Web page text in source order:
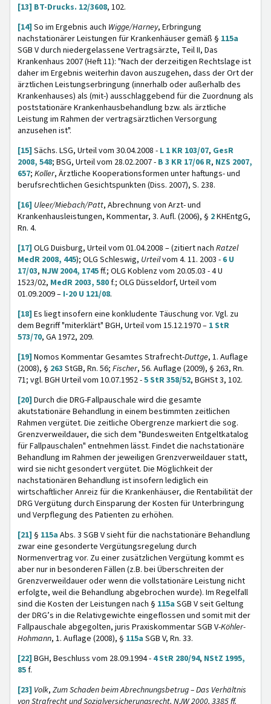
[13] BT-Drucks. 12/3608, 102.
[14] So im Ergebnis auch Wigge/Harney, Erbringung
nachstationärer Leistungen für Krankenhäuser gemäß § 115a
SGB V durch niedergelassene Vertragsärzte, Teil II, Das
Krankenhaus 2007 (Heft 11): "Nach der derzeitigen Rechtslage ist
daher im Ergebnis weiterhin davon auszugehen, dass der Ort der
ärztlichen Leistungserbringung (innerhalb oder außerhalb des
Krankenhauses) als (mit-) ausschlaggebend für die Zuordnung als
poststationäre Krankenhausbehandlung bzw. als ärztliche
Leistung im Rahmen der vertragsärztlichen Versorgung
anzusehen ist".
[15] Sächs. LSG, Urteil vom 30.04.2008 - L 1 KR 103/07, GesR
2008, 548; BSG, Urteil vom 28.02.2007 - B 3 KR 17/06 R, NZS 2007,
657; Koller, Ärztliche Kooperationsformen unter haftungs- und
berufsrechtlichen Gesichtspunkten (Diss. 2007), S. 238.
[16] Uleer/Miebach/Patt, Abrechnung von Arzt- und
Krankenhausleistungen, Kommentar, 3. Aufl. (2006), § 2KHEntgG,
Rn. 4.
[17] OLG Duisburg, Urteil vom 01.04.2008 – (zitiert nach Ratzel
MedR 2008, 445); OLG Schleswig, Urteilvom 4. 11. 2003 - 6 U
17/03, NJW 2004, 1745ff.; OLG Koblenz vom 20.05.03 - 4 U
1523/02, MedR 2003, 580f.; OLG Düsseldorf, Urteil vom
01.09.2009 – I-20 U 121/08.
[18] Es liegt insofern eine konkludente Täuschung vor. Vgl. zu
dem Begriff "miterklärt" BGH, Urteil vom 15.12.1970 – 1 StR
573/70, GA 1972, 209.
[19] Nomos Kommentar Gesamtes Strafrecht-Duttge, 1. Auflage
(2008), § 263 StGB, Rn. 56; Fischer, 56. Auflage (2009), § 263, Rn.
71; vgl. BGH Urteil vom 10.07.1952 -5 StR 358/52, BGHSt 3, 102.
[20] Durch die DRG-Fallpauschale wird die gesamte
akutstationäre Behandlung in einem bestimmten zeitlichen
Rahmen vergütet. Die zeitliche Obergrenze markiert die sog.
Grenzverweildauer, die sich dem "Bundesweiten Entgeltkatalog
für Fallpauschalen" entnehmen lässt. Findet die nachstationäre
Behandlung im Rahmen der jeweiligen Grenzverweildauer statt,
wird sie nicht gesondert vergütet. Die Möglichkeit der
nachstationären Behandlung ist insofern lediglich ein
wirtschaftlicher Anreiz für die Krankenhäuser, die Rentabilität der
DRG Vergütung durch Einsparung der Kosten für Unterbringung
und Verpflegung des Patienten zu erhöhen.
[21] § 115a Abs. 3 SGB V sieht für die nachstationäre Behandlung
zwar eine gesonderte Vergütungsregelung durch
Normenvertrag vor. Zu einer zusätzlichen Vergütung kommt es
aber nur in besonderen Fällen (z.B. bei Überschreiten der
Grenzverweildauer oder wenn die vollstationäre Leistung nicht
erfolgte, weil die Behandlung abgebrochen wurde). Im Regelfall
sind die Kosten der Leistungen nach § 115a SGB V seit Geltung
der DRG’s in die Relativgewichte eingeflossen und somit mit der
Fallpauschale abgegolten, juris Praxiskommentar SGB V-Köhler-
Hohmann, 1. Auflage (2008), § 115a SGB V, Rn. 33.
[22] BGH, Beschluss vom 28.09.1994 - 4 StR 280/94, NStZ 1995,
85f.
[23] Volk, Zum Schaden beim Abrechnungsbetrug – Das Verhältnis
von Strafrecht und Sozialversicherungsrecht, NJW 2000, 3385 ff.